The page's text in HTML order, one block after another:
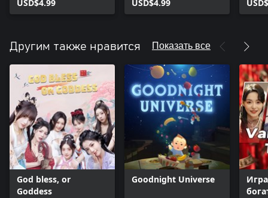
USD$4.99 USD$4.99
Другим также нравится Показать все
God bless, or
Goddess
Goodnight Universe